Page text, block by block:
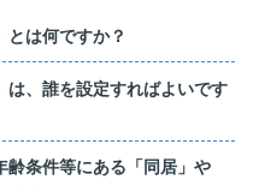
とは何ですか？
は、誰を設定すればよいです
齢条件等にある「同居」や